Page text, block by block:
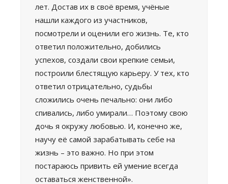
лет. Достав их в своё время, учёные
нашли каждого из участников,
посмотрели и оценили его жизнь. Те, кто
ответил положительно, добились
успехов, создали свои крепкие семьи,
построили блестящую карьеру. У тех, кто
ответил отрицательно, судьбы
сложились очень печально: они либо
спивались, либо умирали… Поэтому свою
дочь я окружу любовью. И, конечно же,
научу её самой зарабатывать себе на
жизнь – это важно. Но при этом
постараюсь привить ей умение всегда
оставаться женственной».